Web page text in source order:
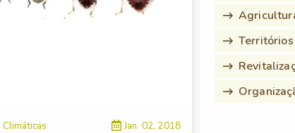
Jan. 02, 2018